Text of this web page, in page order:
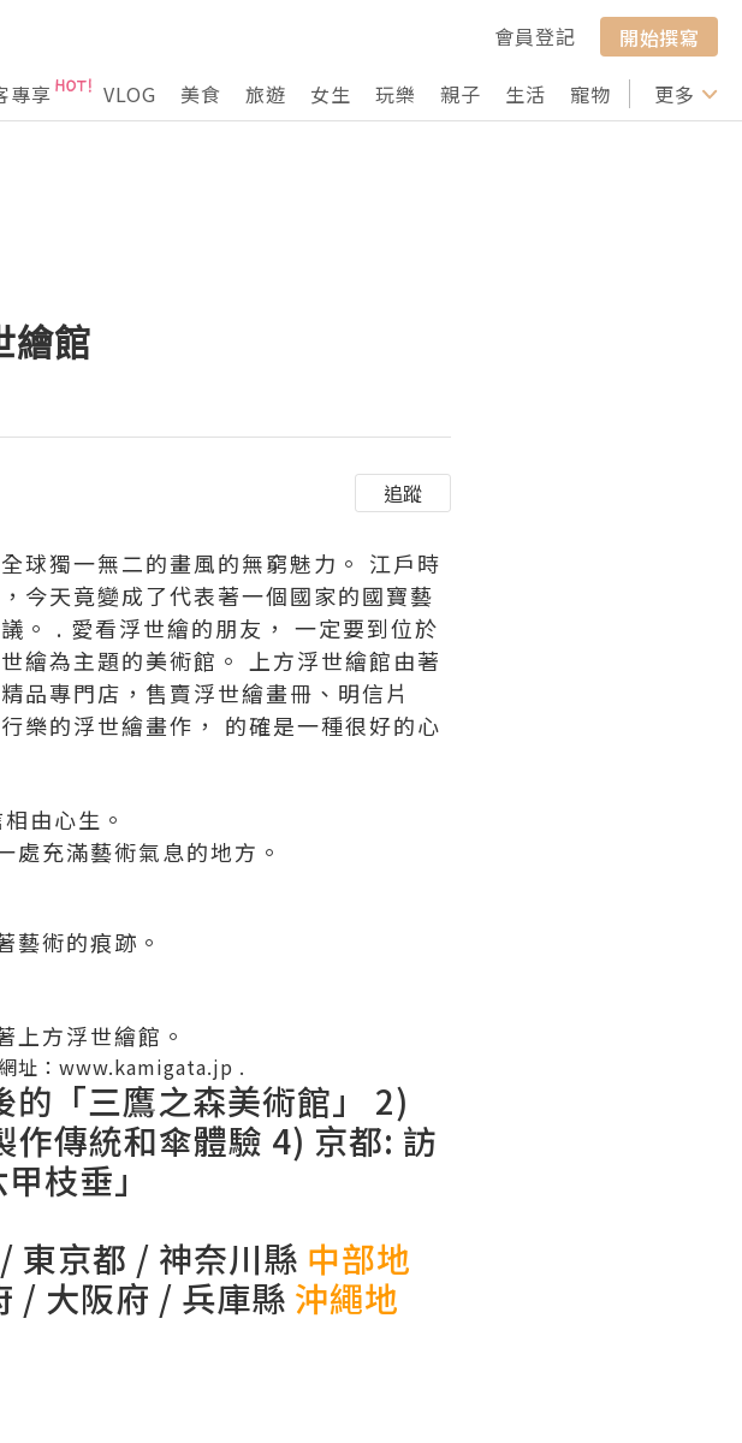
會員登記
開始撰寫
專享 VLOG 美食 旅遊 女生 玩樂 親子 生活 寵物 行山 打卡
更多
繪館
追蹤
球獨一無二的畫風的無窮魅力。 江戶時
今天竟變成了代表著一個國家的國寶藝
。 . 愛看浮世繪的朋友， 一定要到位於
繪為主題的美術館。 上方浮世繪館由著
品專門店，售賣浮世繪畫冊、明信片
樂的浮世繪畫作， 的確是一種很好的心
由心生。
處充滿藝術氣息的地方。
藝術的痕跡。
上方浮世繪館。
址：www.kamigata.jp .
「三鷹之森美術館」
2)
作傳統和傘體驗 4) 京都: 訪
枝垂」
/ 東京都 / 神奈川縣 中部地
/ 大阪府 / 兵庫縣 沖繩地